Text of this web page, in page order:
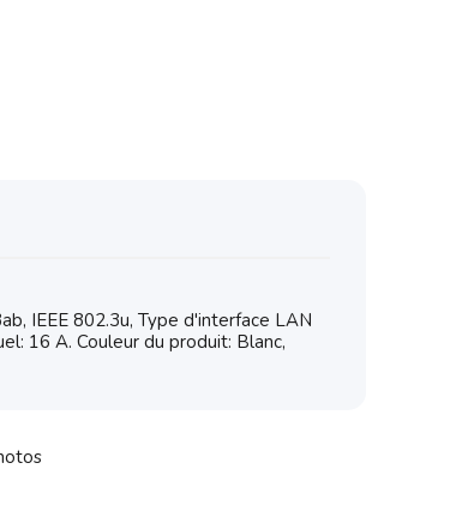
IEEE 802.3u, Type d'interface LAN
16 A. Couleur du produit: Blanc,